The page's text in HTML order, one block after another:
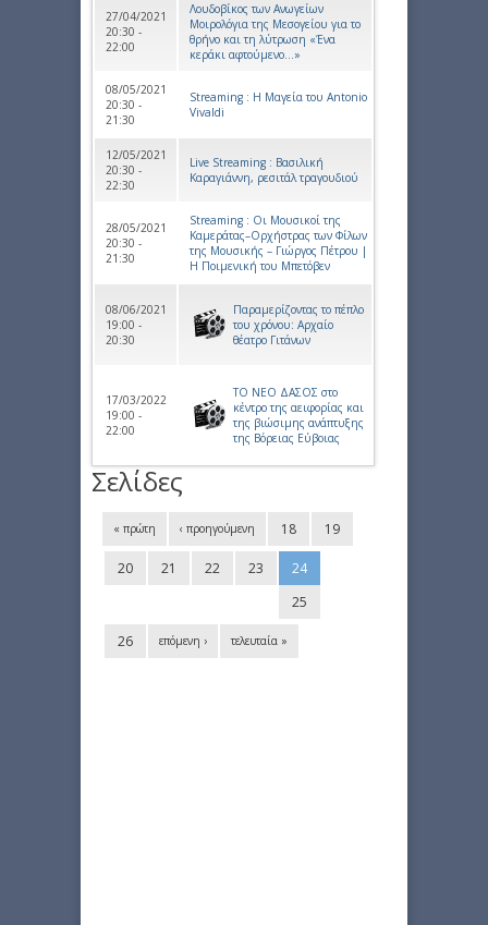
27/04/2021
20:30 -
22:00
Λουδοβίκος των Ανωγείων
Μοιρολόγια της Μεσογείου για το
θρήνο και τη λύτρωση «Ένα
κεράκι αφτούμενο…»
08/05/2021
20:30 -
21:30
Streaming : Η Μαγεία του Antonio
Vivaldi
12/05/2021
20:30 -
22:30
Live Streaming : Βασιλική
Καραγιάννη, ρεσιτάλ τραγουδιού
28/05/2021
20:30 -
21:30
Streaming : Οι Μουσικοί της
Καμεράτας–Ορχήστρας των Φίλων
της Μουσικής – Γιώργος Πέτρου |
Η Ποιμενική του Μπετόβεν
08/06/2021
19:00 -
20:30
Παραμερίζοντας το πέπλο
του χρόνου: Αρχαίο
θέατρο Γιτάνων
17/03/2022
19:00 -
22:00
ΤΟ ΝΕΟ ΔΑΣΟΣ στο
κέντρο της αειφορίας και
της βιώσιμης ανάπτυξης
της Βόρειας Εύβοιας
Σελίδες
« πρώτη ‹ προηγούμενη 18 19
20 21 22 23
24
25
26 επόμενη › τελευταία »